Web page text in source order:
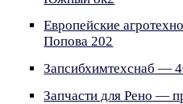
Европейские
Попова 202
Запсибхимтехснаб —
Запчасти для Рено —